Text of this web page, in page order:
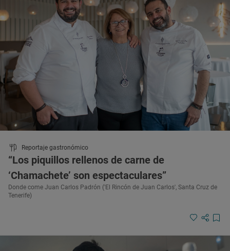
Reportaje gastronómico
“Los piquillos rellenos de carne de
‘Chamachete’ son espectaculares”
Donde come Juan Carlos Padrón ('El Rincón de Juan Carlos', Santa Cruz de
Tenerife)